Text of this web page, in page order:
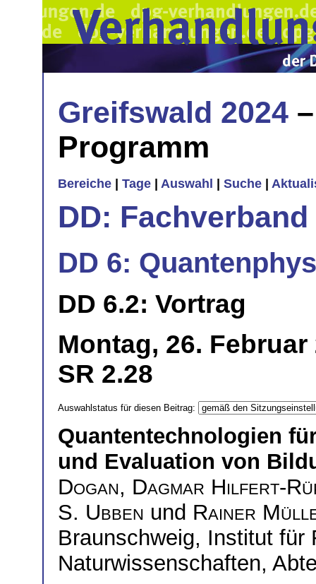
Greifswald 2024
Programm
Bereiche Tage Auswahl Suche
DD:
DD 6:
DD 6.2: Vortrag
Montag, 26. Februar
SR 2.28
Auswahlstatus für diesen Beitrag:
Quantentechnologien
und Evaluation von
Dogan, Dagmar Hilfert-
S. Ubben und Rainer
Braunschweig, Institut für
Naturwissenschaften,